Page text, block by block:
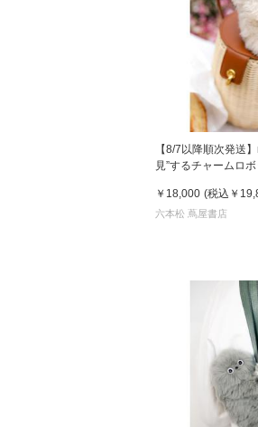
【8/7以降順次発送
見”するチャームロ
￥18,000 (税込 ￥
六本松 蔦屋書店